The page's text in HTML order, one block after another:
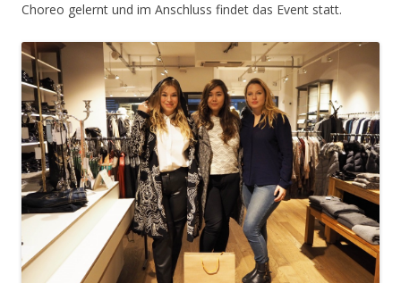
Choreo gelernt und im Anschluss findet das Event statt.